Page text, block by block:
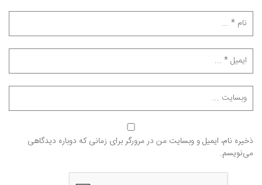
ذخیره نام، ایمیل و وبسایت من در مرورگر برای زمانی که دوباره دیدگاهی
می‌نویسم.